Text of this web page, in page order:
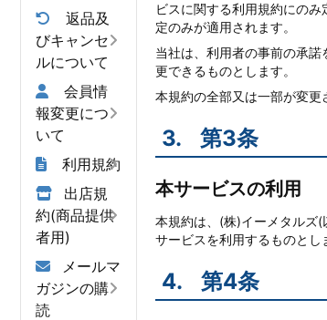
ビスに関する利用規約にの
定のみが適用されます。
当社は、利用者の事前の承
更できるものとします。
本規約の全部又は一部が変更
3. 第3条
本サービスの利用
本規約は、(株)イーメタルズ
サービスを利用するものとし
4. 第4条
返品及
びキャンセ
ルについて
会員情
報変更につ
いて
利用規約
出店規
約(商品提供
者用)
メールマ
ガジンの購
読